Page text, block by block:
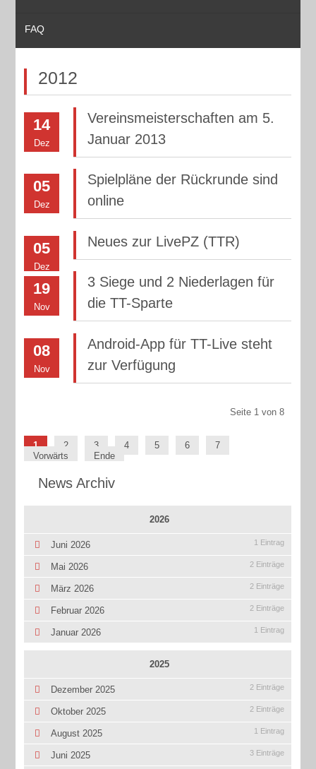
FAQ
2012
14
Dez
Vereinsmeisterschaften am 5.
Januar 2013
05
Dez
Spielpläne der Rückrunde sind
online
05
Dez
Neues zur LivePZ (TTR)
19
Nov
3 Siege und 2 Niederlagen für
die TT-Sparte
08
Nov
Android-App für TT-Live steht
zur Verfügung
Seite 1 von 8
1 2 3 4 5 6
7
Vorwärts
Ende
News Archiv
2026
Juni 2026 1 Eintrag
Mai 2026 2 Einträge
März 2026 2 Einträge
Februar 2026 2 Einträge
Januar 2026 1 Eintrag
2025
Dezember 2025 2 Einträge
Oktober 2025 2 Einträge
August 2025 1 Eintrag
Juni 2025 3 Einträge